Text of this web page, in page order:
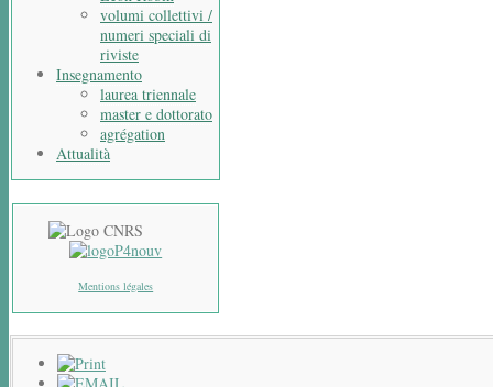
volumi collettivi /
numeri speciali di
riviste
Insegnamento
laurea triennale
master e dottorato
agrégation
Attualità
Mentions légales